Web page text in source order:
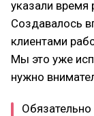
указали время
Создавалось
клиентами
Мы это уже
нужно